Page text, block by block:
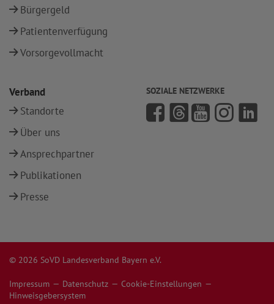
Bürgergeld
Patientenverfügung
Vorsorgevollmacht
Verband
Standorte
Über uns
Ansprechpartner
Publikationen
Presse
SOZIALE NETZWERKE
© 2026 SoVD Landesverband Bayern e.V.
Impressum Datenschutz
Cookie-Einstellungen
Hinweisgebersystem